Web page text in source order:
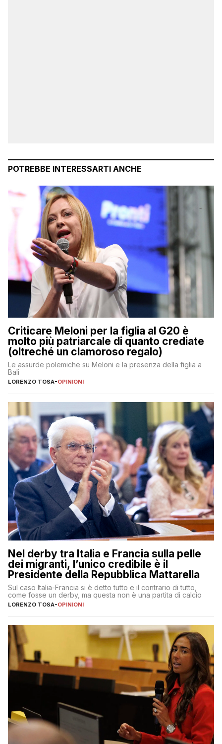
POTREBBE INTERESSARTI ANCHE
Criticare Meloni per la figlia al G20 è
molto più patriarcale di quanto crediate
(oltreché un clamoroso regalo)
Le assurde polemiche su Meloni e la presenza della figlia a
Bali
LORENZO TOSA-OPINIONI
Nel derby tra Italia e Francia sulla pelle
dei migranti, l’unico credibile è il
Presidente della Repubblica Mattarella
Sul caso Italia-Francia si è detto tutto e il contrario di tutto,
come fosse un derby, ma questa non è una partita di calcio
LORENZO TOSA-OPINIONI